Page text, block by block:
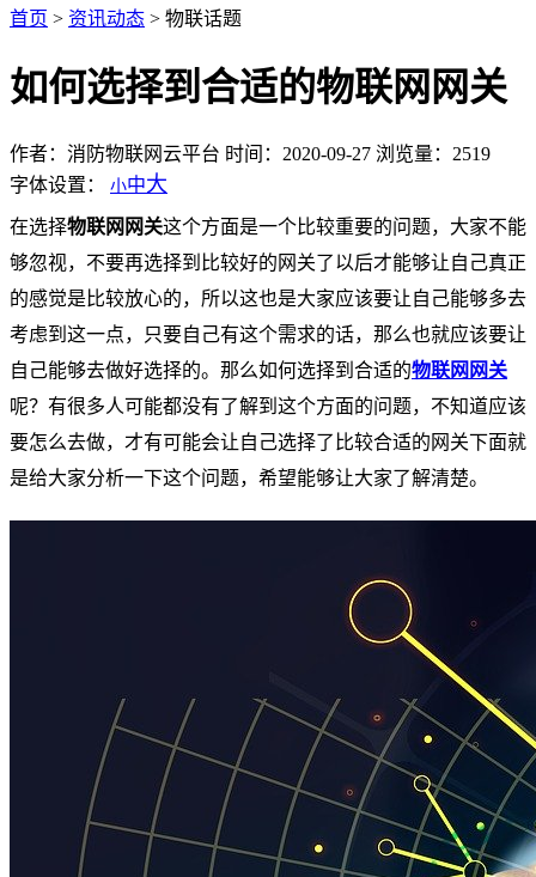
首页 > 资讯动态 > 物联话题
如何选择到合适的物联网网关
作者：消防物联网云平台 时间：2020-09-27 浏览量：2519
字体设置： 小中大
在选择物联网网关这个方面是一个比较重要的问题，大家不能
够忽视，不要再选择到比较好的网关了以后才能够让自己真正
的感觉是比较放心的，所以这也是大家应该要让自己能够多去
考虑到这一点，只要自己有这个需求的话，那么也就应该要让
自己能够去做好选择的。那么如何选择到合适的物联网网关
呢？有很多人可能都没有了解到这个方面的问题，不知道应该
要怎么去做，才有可能会让自己选择了比较合适的网关下面就
是给大家分析一下这个问题，希望能够让大家了解清楚。